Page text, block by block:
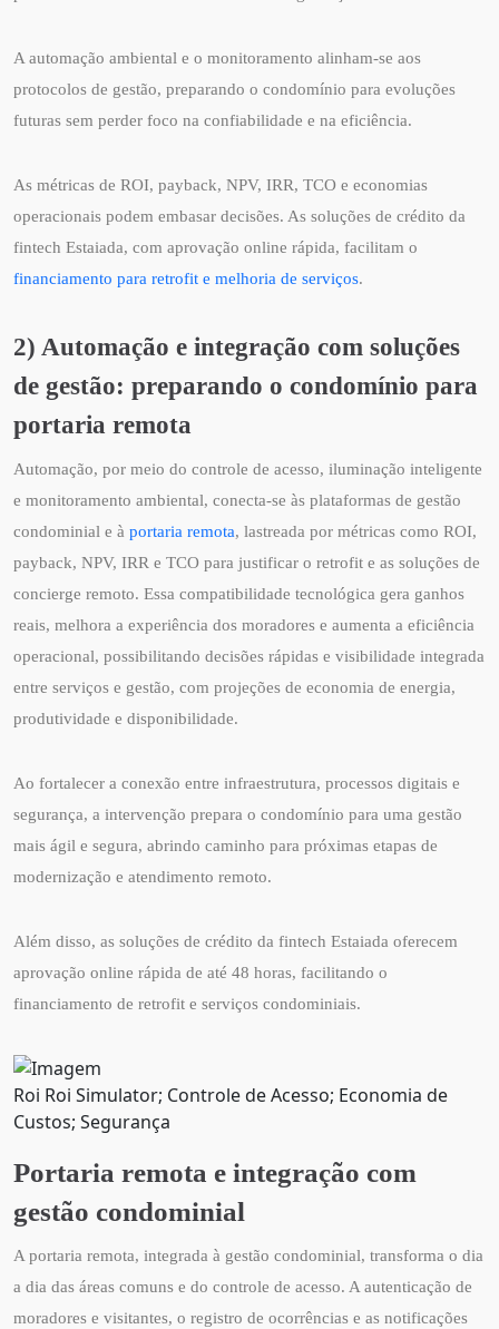
A automação ambiental e o monitoramento alinham-se aos
protocolos de gestão, preparando o condomínio para evoluções
futuras sem perder foco na confiabilidade e na eficiência.
As métricas de ROI, payback, NPV, IRR, TCO e economias
operacionais podem embasar decisões. As soluções de crédito da
fintech Estaiada, com aprovação online rápida, facilitam o
financiamento para retrofit e melhoria de serviços.
2) Automação e integração com soluções
de gestão: preparando o condomínio para
portaria remota
Automação, por meio do controle de acesso, iluminação inteligente
e monitoramento ambiental, conecta-se às plataformas de gestão
condominial e à portaria remota, lastreada por métricas como ROI,
payback, NPV, IRR e TCO para justificar o retrofit e as soluções de
concierge remoto. Essa compatibilidade tecnológica gera ganhos
reais, melhora a experiência dos moradores e aumenta a eficiência
operacional, possibilitando decisões rápidas e visibilidade integrada
entre serviços e gestão, com projeções de economia de energia,
produtividade e disponibilidade.
Ao fortalecer a conexão entre infraestrutura, processos digitais e
segurança, a intervenção prepara o condomínio para uma gestão
mais ágil e segura, abrindo caminho para próximas etapas de
modernização e atendimento remoto.
Além disso, as soluções de crédito da fintech Estaiada oferecem
aprovação online rápida de até 48 horas, facilitando o
financiamento de retrofit e serviços condominiais.
Roi Roi Simulator; Controle de Acesso; Economia de
Custos; Segurança
Portaria remota e integração com
gestão condominial
A portaria remota, integrada à gestão condominial, transforma o dia
a dia das áreas comuns e do controle de acesso. A autenticação de
moradores e visitantes, o registro de ocorrências e as notificações